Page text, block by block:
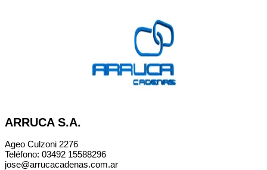
ARRUCA S.A.
Ageo Culzoni 2276
Teléfono: 03492 15588296
jose@arrucacadenas.com.ar